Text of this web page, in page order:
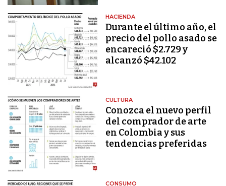
HACIENDA
Durante el último año, el
precio del pollo asado se
encareció $2.729 y
alcanzó $42.102
CULTURA
Conozca el nuevo perfil
del comprador de arte
en Colombia y sus
tendencias preferidas
CONSUMO